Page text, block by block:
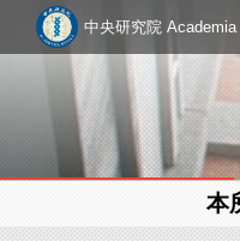
中央研究院
本